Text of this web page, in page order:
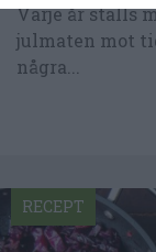
Varje år ställs
julmaten mot
några...
RECEPT